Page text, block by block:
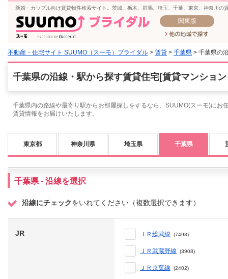
新婚・カップル向け賃貸物件検索サイト。茨城、栃木、群馬、埼玉、千葉、東京、神奈川の
関東版
不動産・住宅サイト SUUMO（スーモ）ブライダル > 賃貸 > 千葉県 > 千葉県の
千葉県の沿線・駅から探す賃貸住宅[賃貸マンショ
千葉県内の路線や最寄り駅からお部屋探しをするなら、SUUMO(スーモ)に
賃貸情報をお届けいたします。
東京都 神奈川県 埼玉県 千葉県
千葉県 - 沿線を選択
沿線にチェックをいれてください（複数選択できます）
JR ＪＲ総武線 (7498)
ＪＲ武蔵野線 (3908)
ＪＲ京葉線 (2402)